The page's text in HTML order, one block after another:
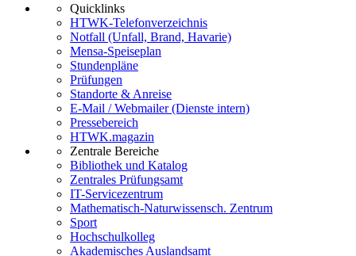
Quicklinks
HTWK-Telefonverzeichnis
Notfall (Unfall, Brand, Havarie)
Mensa-Speiseplan
Stundenpläne
Prüfungen
Standorte & Anreise
E-Mail / Webmailer (Dienste intern)
Pressebereich
HTWK.magazin
Zentrale Bereiche
Bibliothek und Katalog
Zentrales Prüfungsamt
IT-Servicezentrum
Mathematisch-Naturwissensch. Zentrum
Sport
Hochschulkolleg
Akademisches Auslandsamt